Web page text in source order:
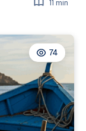
11 min
74